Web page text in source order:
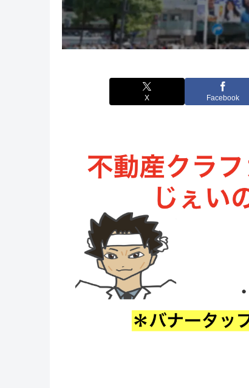
X Facebook